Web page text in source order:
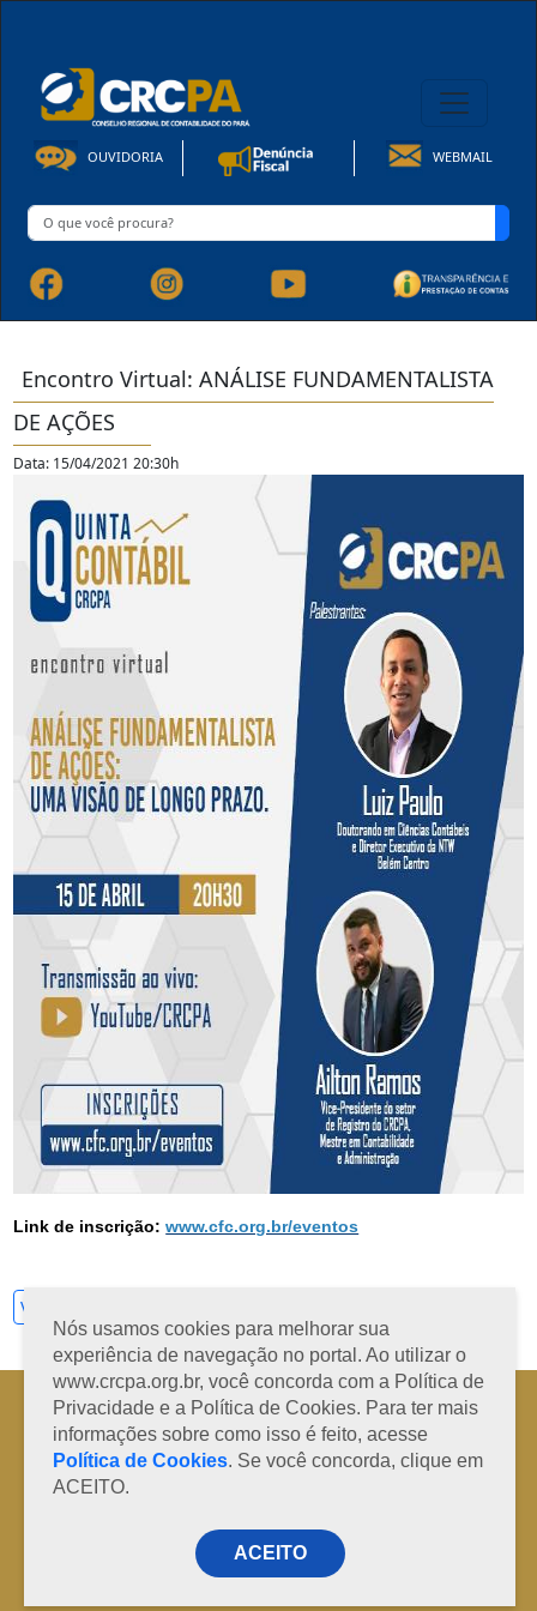
OUVIDORIA WEBMAIL
Encontro Virtual: ANÁLISE FUNDAMENTALISTA
DE AÇÕES
Data: 15/04/2021 20:30h
Link de inscrição:www.cfc.org.br/eventos
Ver todos
Nós usamos cookies para melhorar sua
experiência de navegação no portal. Ao utilizar o
www.crcpa.org.br, você concorda com a Política de
Privacidade e a Política de Cookies. Para ter mais
informações sobre como isso é feito, acesse
Política de Cookies. Se você concorda, clique em
ACEITO.
ACEITO
Horário de Atendimento: 08h às 12h e 13h às 17h de segunda à sexta-
feira
Fone: +55 91 3202-4150 | E-mail: protocolo@crcpa.org.br
Copyright 2014/2026 | Todos os direitos reservados ao CRC-PA
Desenvolvido porRD Code Soluções Digitais